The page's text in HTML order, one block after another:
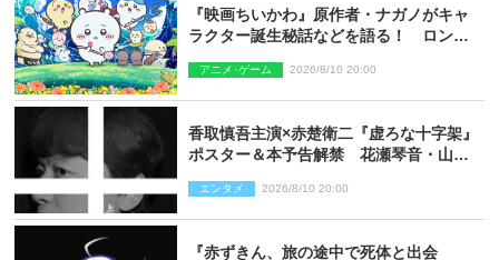
『映画ちいかわ』原作者・ナガノがキャ
ラクター誕生秘話などを語る！ ロング
アニメ･ゲーム 2026/8/10 20:00
香取慎吾主演×赤楚衛二『虚ろな十字架』
ポスター＆本予告解禁 花瀬琴音・山中
エンタメ 2026/8/10 20:00
『赤ずきん、旅の途中で死体と出会